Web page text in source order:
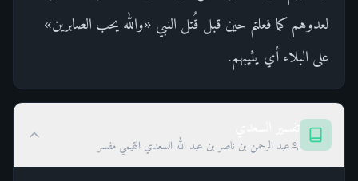
لعدوهم كما فعلتم حين قبل قُتل النبي «والله يحب الصابرين»
على البلاء أي يثيبهم.
عبد الرحمن بن ناصر بن عبد الله السعدي التميمي مفسر